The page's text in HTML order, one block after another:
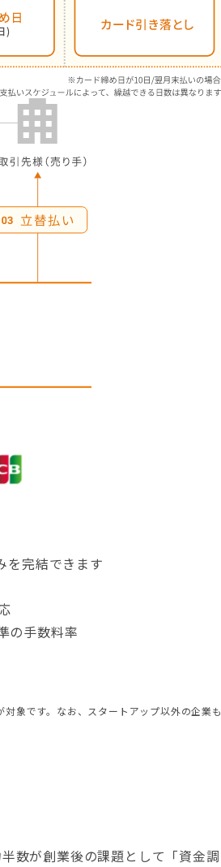
を完結できます
の手数料率
象です。なお、スタートアップ以外の企業も
数が創業後の課題として「資金調